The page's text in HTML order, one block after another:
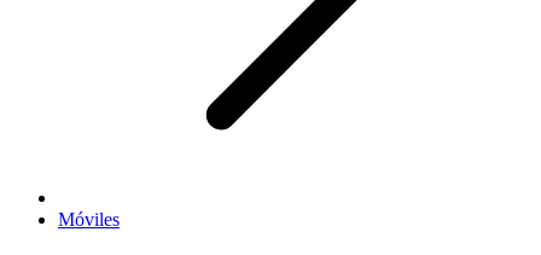
Móviles